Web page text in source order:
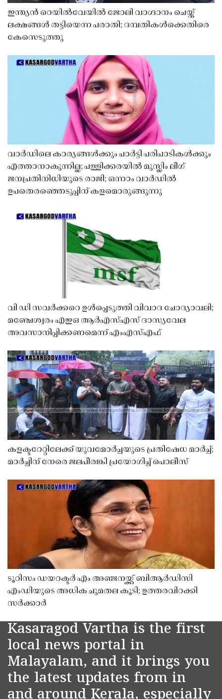
ഇന്ത്യൻ റെയിൽവേയിൽ ജോലി വാഗ്ദാനം ചെയ്ത്
ലക്ഷങ്ങൾ തട്ടിയെന്ന പരാതി; ദമ്പതികൾക്കെതിരെ
കേസെടുത്തു
വാർഡിലെ കാര്യങ്ങൾക്കും പാർട്ടി പരിപാടികൾക്കും
എത്താനാകുന്നില്ല; പള്ളിക്കരയിൽ മുസ്ലിം ലീഗ്
ജനപ്രതിനിധിയുടെ രാജി; ഒന്നാം വാർഡിൽ
ഉപതെരഞ്ഞെടുപ്പിന് കളമൊരുങ്ങുന്നു
വി ഡി സവർക്കറെ ഉൾപ്പെടുത്തി വിവാദ ചോദ്യാവലി;
മഞ്ചേശ്വരം എഇഒ ആർഎസ്എസ് ദാസ്യവേല
അവസാനിപ്പിക്കണമെന്ന് എംഎസ്എഫ്
കളക്ടറേറ്റിലേക്ക് യുവമോർച്ചയുടെ പ്രതിഷേധ മാർച്ച്;
മാർച്ചിന് നേരെ ജലപീരങ്കി പ്രയോഗിച്ച് പൊലീസ്
ടൂറിസം ഡയറക്ടർ എം അഞ്ജനയ്ക്ക് ബിആർഡിസി
എംഡിയുടെ അധിക ചുമതല കൂടി; ഉത്തരവിറക്കി
സർക്കാർ
Kasaragod Vartha is the first
local news portal in
Malayalam, and it brings you
the latest updates from in
and around Kerala, especially